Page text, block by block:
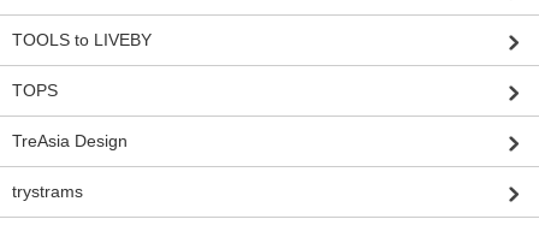
TOOLS to LIVEBY
TOPS
TreAsia Design
trystrams